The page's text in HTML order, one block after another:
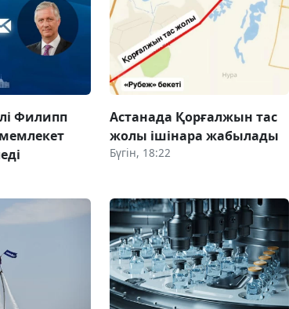
Филипп
Астанада Қорғалжын тас
жолы ішінара жабылады
Бүгін, 18:22